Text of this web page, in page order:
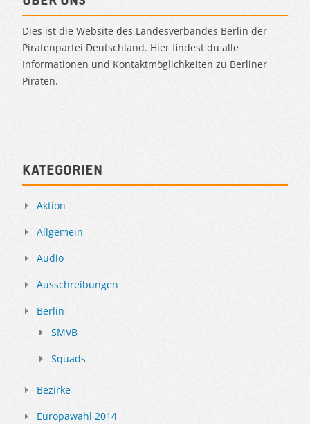
Dies ist die Website des Landesverbandes Berlin der
Piratenpartei Deutschland. Hier findest du alle
Informationen und Kontaktmöglichkeiten zu Berliner
Piraten.
Kategorien
Aktion
Allgemein
Audio
Ausschreibungen
Berlin
SMVB
Squads
Bezirke
Europawahl 2014